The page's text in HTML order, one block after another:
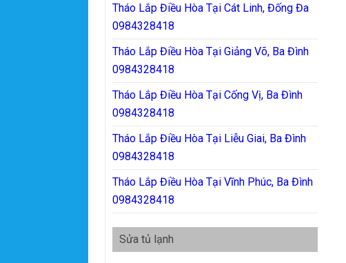
Tháo Lắp Điều Hòa Tại Cát Linh, Đống Đa
0984328418
Tháo Lắp Điều Hòa Tại Giảng Võ, Ba Đình
0984328418
Tháo Lắp Điều Hòa Tại Cống Vị, Ba Đình
0984328418
Tháo Lắp Điều Hòa Tại Liễu Giai, Ba Đình
0984328418
Tháo Lắp Điều Hòa Tại Vĩnh Phúc, Ba Đình
0984328418
Sửa tủ lạnh